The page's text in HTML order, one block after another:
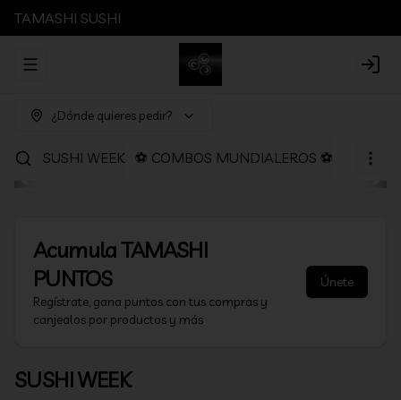
TAMASHI SUSHI
Abrir menu de navegación Login
¿Dónde quieres pedir?
SUSHI WEEK ⚽ COMBOS MUNDIALEROS ⚽
AcumulaTAMASHI
PUNTOS
Regístrate, gana puntos con tus compras y
canjealos por productos y más
Únete
SUSHI WEEK